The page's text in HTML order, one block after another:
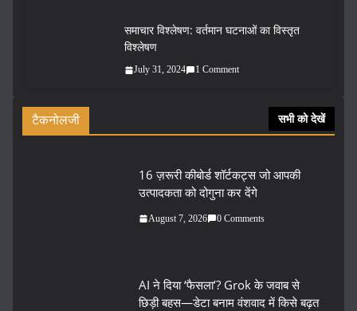
समाचार विश्लेषण: वर्तमान घटनाओं का विस्तृत
विश्लेषण
July 31, 2024 1 Comment
टैकनोलजी सभी को देखें
16 ज़रूरी कीबोर्ड शॉर्टकट्स जो आपकी
उत्पादकता को दोगुना कर देंगे
August 7, 2026 0 Comments
AI ने दिया ‘फैसला’? Grok के जवाब से
छिड़ी बहस—डेटा बनाम वंशवाद में किसे बढ़त